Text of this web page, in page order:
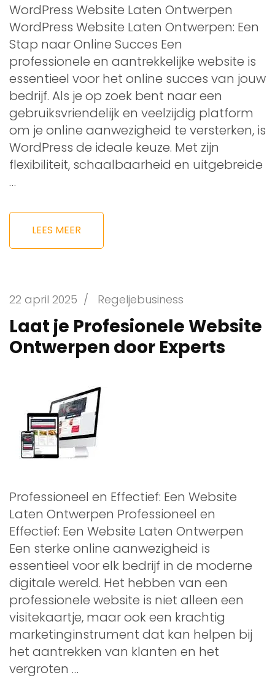
WordPress Website Laten Ontwerpen
WordPress Website Laten Ontwerpen: Een
Stap naar Online Succes Een
professionele en aantrekkelijke website is
essentieel voor het online succes van jouw
bedrijf. Als je op zoek bent naar een
gebruiksvriendelijk en veelzijdig platform
om je online aanwezigheid te versterken, is
WordPress de ideale keuze. Met zijn
flexibiliteit, schaalbaarheid en uitgebreide
…
LEES MEER
22 april 2025 / Regeljebusiness
Laat je Profesionele Website
Ontwerpen door Experts
Professioneel en Effectief: Een Website
Laten Ontwerpen Professioneel en
Effectief: Een Website Laten Ontwerpen
Een sterke online aanwezigheid is
essentieel voor elk bedrijf in de moderne
digitale wereld. Het hebben van een
professionele website is niet alleen een
visitekaartje, maar ook een krachtig
marketinginstrument dat kan helpen bij
het aantrekken van klanten en het
vergroten …